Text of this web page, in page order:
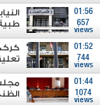
01:56
657
views
01:52
744
views
01:44
1074
views
مجلس